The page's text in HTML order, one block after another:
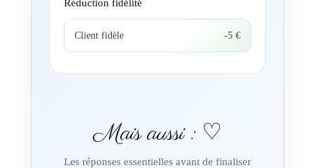
Réduction fidélité
Client fidèle -5 €
Mais aussi : ♡
Les réponses essentielles avant de finaliser